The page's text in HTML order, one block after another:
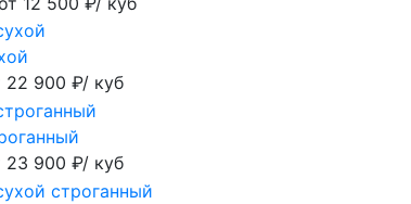
22 900 ₽/ куб
23 900 ₽/ куб